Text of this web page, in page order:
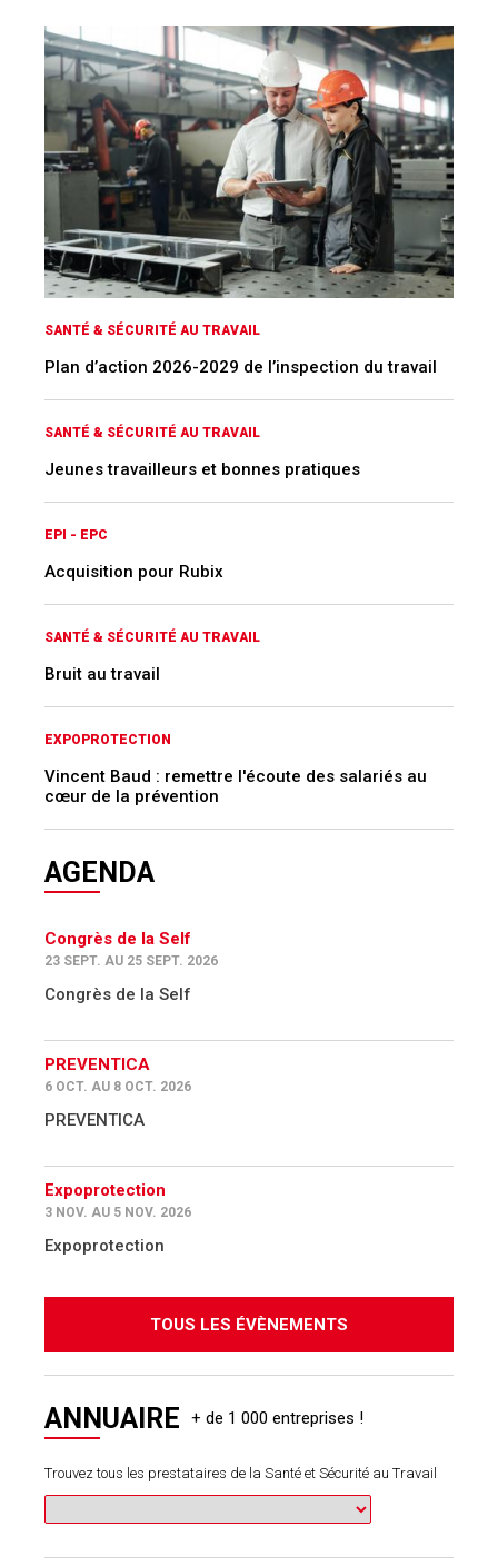
SANTÉ & SÉCURITÉ AU TRAVAIL
Plan d’action 2026-2029 de l’inspection du travail
SANTÉ & SÉCURITÉ AU TRAVAIL
Jeunes travailleurs et bonnes pratiques
EPI - EPC
Acquisition pour Rubix
SANTÉ & SÉCURITÉ AU TRAVAIL
Bruit au travail
EXPOPROTECTION
Vincent Baud : remettre l'écoute des salariés au
cœur de la prévention
AGENDA
Congrès de la Self
23 SEPT. AU 25 SEPT. 2026
Congrès de la Self
PREVENTICA
6 OCT. AU 8 OCT. 2026
PREVENTICA
Expoprotection
3 NOV. AU 5 NOV. 2026
Expoprotection
TOUS LES ÉVÈNEMENTS
ANNUAIRE
Trouvez tous les prestataires de la Santé et Sécurité au Travail